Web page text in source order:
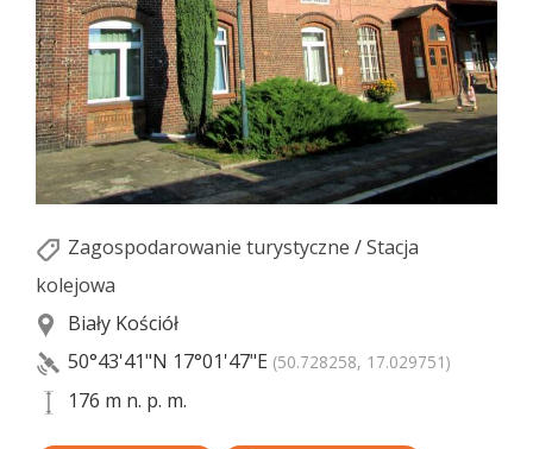
Zagospodarowanie turystyczne /Stacja
kolejowa
Biały Kościół
50°43'41"N 17°01'47"E (50.728258, 17.029751)
176 m n. p. m.